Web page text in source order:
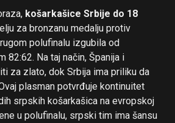
košarkašice Srbije do 18
za bronzanu medalju protiv
polufinalu izgubila od
82:62. Na taj način, Španija i
za zlato, dok Srbija ima priliku da
plasman potvrđuje kontinuitet
srpskih košarkašica na evropskoj
u polufinalu, srpski tim ima šansu